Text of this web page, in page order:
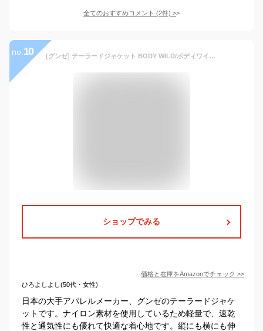
全てのおすすめコメント (2件) >
no. 10 [グンゼ] テーラードジャケット BODY WILD/ボディワイルド 軽量 速乾 ストレッチ素材 洗濯可
ショップでみる
価格と在庫をAmazonでチェック >>
ひろよしよし(50代・女性)
日本の大手アパレルメーカー、グンゼのテーラードジャケ
ットです。ナイロン素材を使用しているため軽量で、速乾
性と通気性にも優れて快適な着心地です。縦にも横にも伸